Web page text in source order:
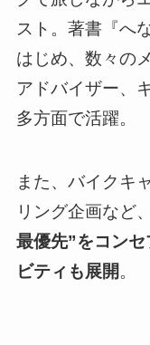
スト。著書『へ
はじめ、数々の
アドバイザー、
多方面で活躍。
また、バイクキ
リング企画など、
最優先”をコン
ビティも展開。